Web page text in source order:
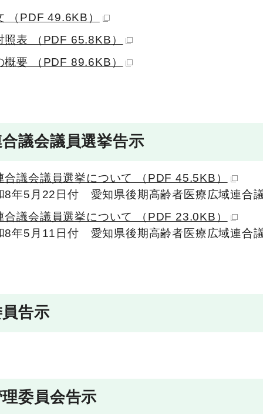
（PDF 49.6KB）
照表 （PDF 65.8KB）
概要 （PDF 89.6KB）
議会議員選挙告示
合議会議員選挙について （PDF 45.5KB）
8年5月22日付 愛知県後期高齢者医療広域連合
合議会議員選挙について （PDF 23.0KB）
8年5月11日付 愛知県後期高齢者医療広域連合
告示
委員会告示